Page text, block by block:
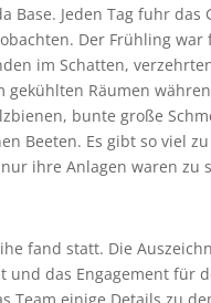
Jeden Tag fuhr das
Der Frühling
im Schatten,
gekühlten Räumen
bunte große
Beeten. Es gibt so viel
ihre Anlagen waren zu
fand statt. Die
und das Engagement für